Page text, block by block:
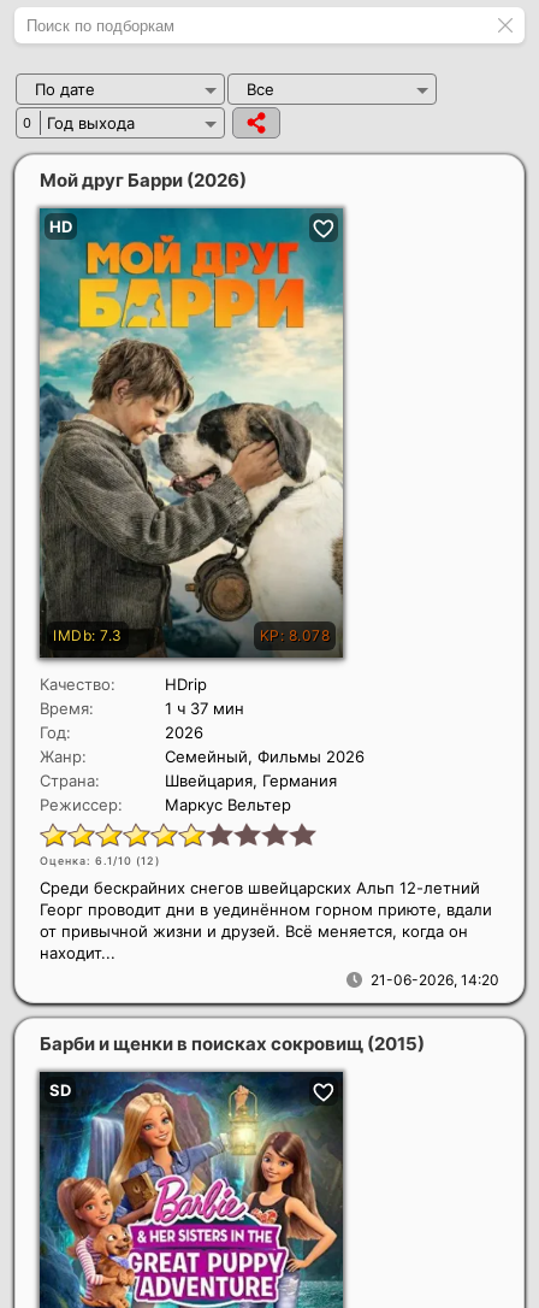
По дате Все
0 Год выхода
Мой друг Барри (2026)
Качество:
HDrip
Время:
1 ч 37 мин
Год:
2026
Жанр:
Семейный, Фильмы 2026
Страна:
Швейцария, Германия
Режиссер:
Маркус Вельтер
Оценка: 6.1/10 (12)
21-06-2026, 14:20
Среди бескрайних снегов швейцарских Альп 12-летний
Георг проводит дни в уединённом горном приюте, вдали
от привычной жизни и друзей. Всё меняется, когда он
находит...
Барби и щенки в поисках сокровищ (2015)